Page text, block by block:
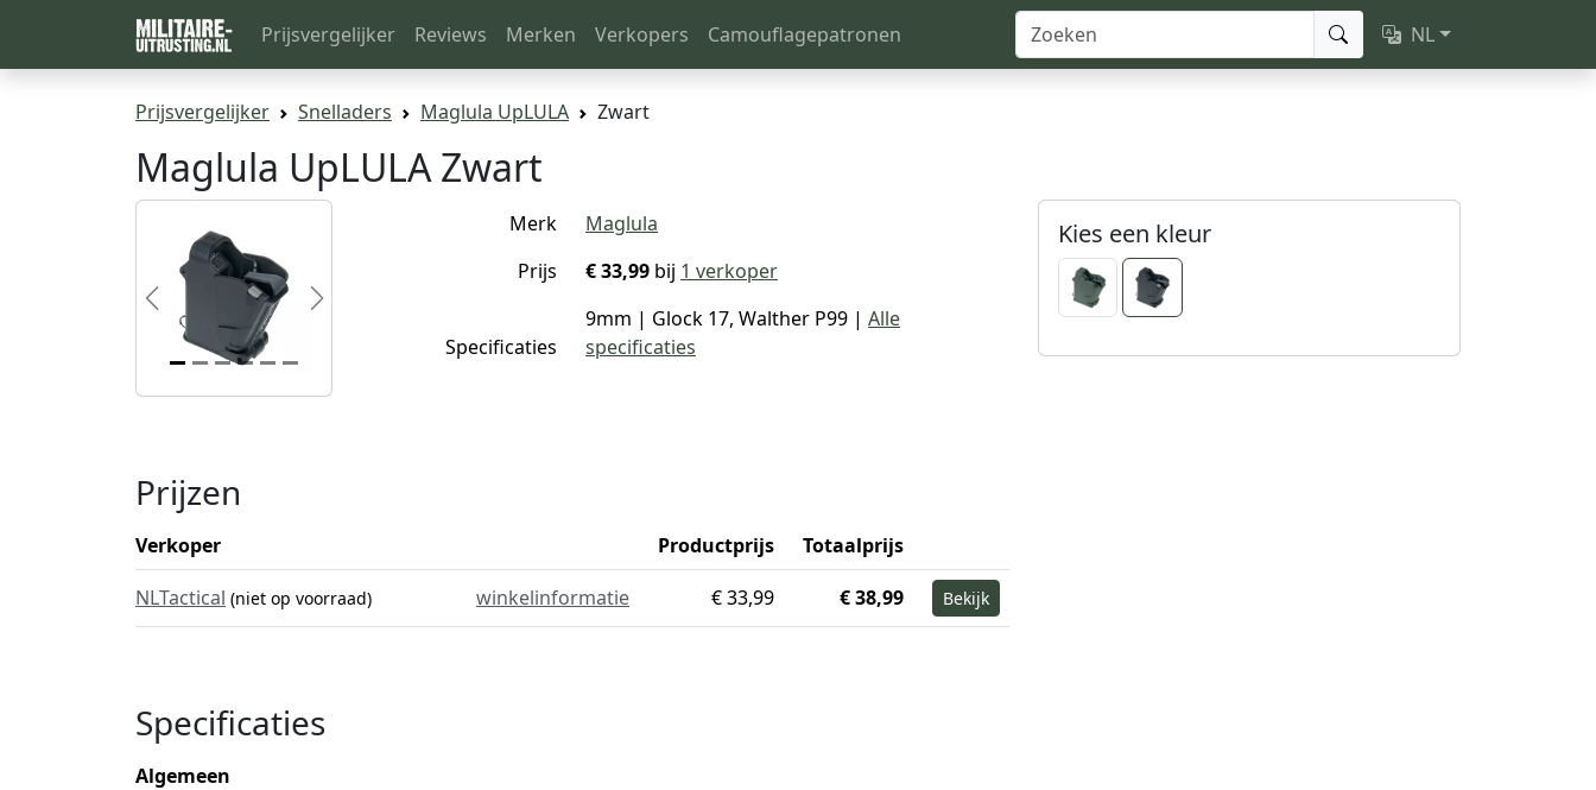
Prijsvergelijker Reviews Merken Verkopers Camouflagepatronen NL
Prijsvergelijker Snelladers Maglula UpLULA Zwart
Maglula UpLULA Zwart
Previous Next
Merk
Maglula
Prijs
€ 33,99 bij 1 verkoper
Specificaties
9mm | Glock 17, Walther P99 | Alle
specificaties
Kies een kleur
Prijzen
Verkoper Productprijs
Totaalprijs
NLTactical (niet op voorraad) winkelinformatie € 33,99 € 38,99 Bekijk
Specificaties
Algemeen